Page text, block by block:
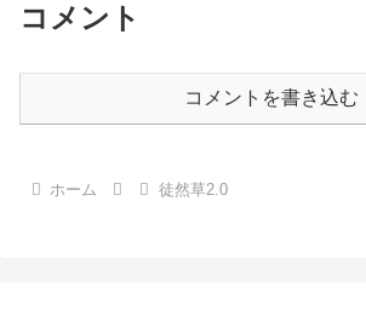
コメント
コメントを書き込む
ホーム 徒然草2.0